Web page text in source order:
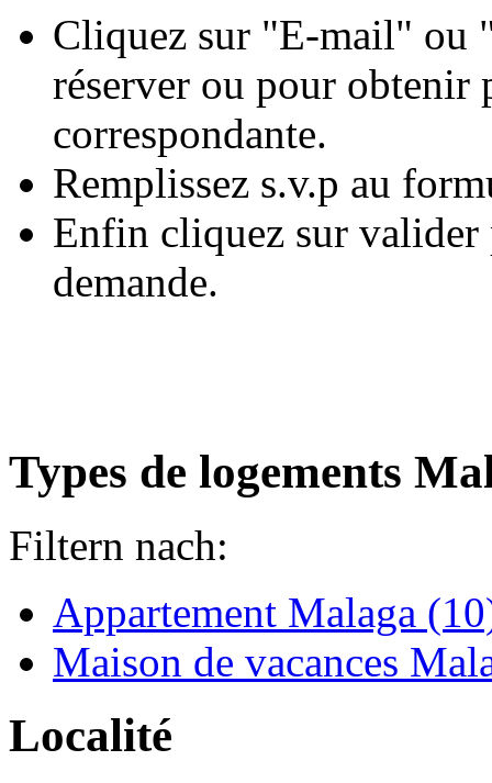
Cliquez sur "E-mail" ou
réserver ou pour obtenir
correspondante.
Remplissez s.v.p au
Enfin cliquez sur
demande.
Types de logements
Filtern nach:
Appartement Malaga
Maison de vacances
Localité